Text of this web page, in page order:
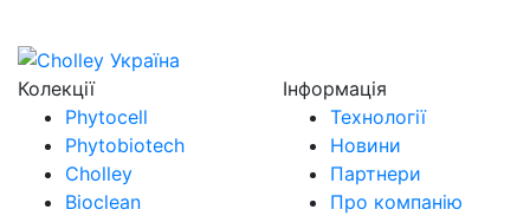
Колекції
Phytocell
Phytobiotech
Cholley
Bioclean
Інформація
Технології
Новини
Партнери
Про компанію